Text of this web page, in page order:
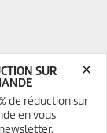
SUR
de réduction sur
en vous